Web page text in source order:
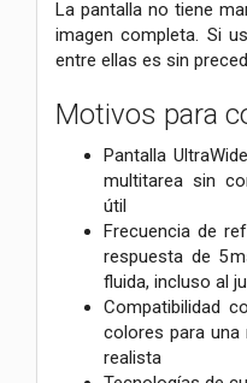
La pantalla no tiene
imagen completa. Si
entre ellas es sin
Motivos para
Pantalla
multitarea sin
útil
Frecuencia de
respuesta de 5
fluida, incluso al
Compatibilidad
colores para una
realista